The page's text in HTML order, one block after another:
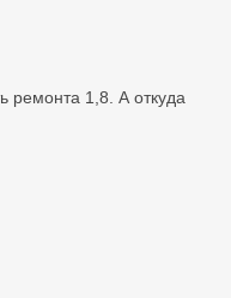
ремонта 1,8. А откуда